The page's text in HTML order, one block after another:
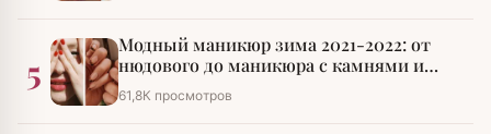
5
Модный маникюр зима 2021-2022: от
нюдового до маникюра с камнями и
стразами
61,8К просмотров